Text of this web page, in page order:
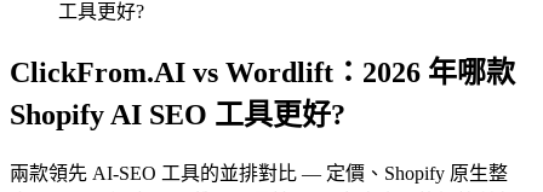
工具更好?
ClickFrom.AI vs Wordlift：2026 年哪款
Shopify AI SEO 工具更好?
兩款領先 AI-SEO 工具的並排對比 — 定價、Shopify 原生整